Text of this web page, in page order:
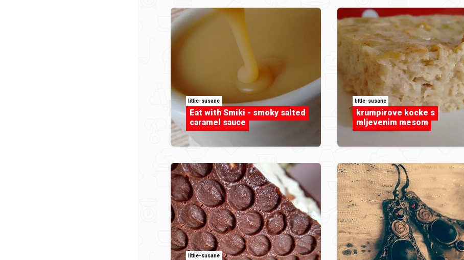
little-susane
Eat with Smiki - smoky salted
caramel sauce
little-susane
krumpirove kocke s
mljevenim mesom
little-susane